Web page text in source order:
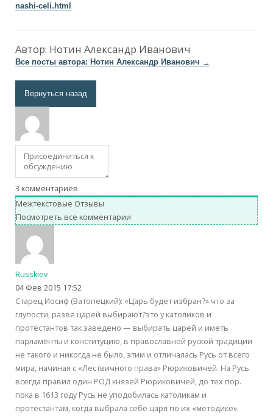
nashi-celi.html
Автор: Нотин Александр Иванович
Все посты автора: Нотин Александр Иванович →
Вернуться назад
3 комментариев
Межтекстовые Отзывы
Посмотреть все комментарии
Russkiev
04 Фев 2015 17:52
Старец Иосиф (Ватопецкий): «Царь будет избран?» что за
глупости, разве царей выбирают?это у католиков и
протестантов так заведено — выбирать царей и иметь
парламенты и конституцию, в православной руской традиции
не такого и никогда не было, этим и отличалась Русь от всего
мира, начиная с «Лествичного права» Рюриковичей. На Русь
всегда правил один РОД князей Рюриковичей, до тех пор.
пока в 1613 году Русь не уподобилась католикам и
протестантам, когда выбрала себе царя по их «методике».